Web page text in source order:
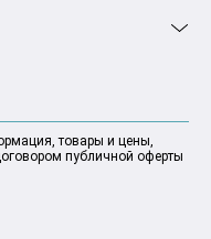
товары и цены,
публичной оферты